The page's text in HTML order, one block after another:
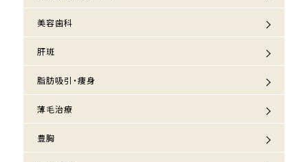
美容歯科
肝斑
脂肪吸引・痩身
薄毛治療
豊胸